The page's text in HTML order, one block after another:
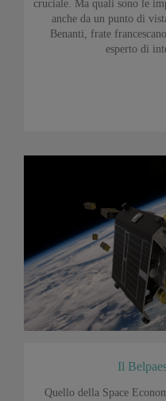
cruciale. Ma quali sono le
anche da un punto di
Benanti, frate
esperto di
Il
Quello della Space